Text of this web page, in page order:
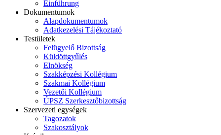
Einführung
Dokumentumok
Alapdokumentumok
Adatkezelési Tájékoztató
Testületek
Felügyelő Bizottság
Küldöttgyűlés
Elnökség
Szakképzési Kollégium
Szakmai Kollégium
Vezetői Kollégium
ÚPSZ Szerkesztőbizottság
Szervezeti egységek
Tagozatok
Szakosztályok